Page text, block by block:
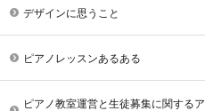
デザインに思うこと
ピアノレッスンあるある
ピアノ教室運営と生徒募集に関するア